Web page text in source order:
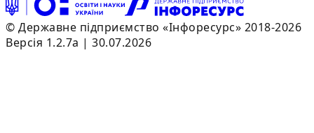
© Державне підприємство «Інфоресурс» 2018-2026
Версія 1.2.7a | 30.07.2026